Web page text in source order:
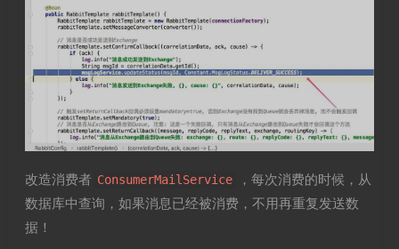
改造消费者 ConsumerMailService
，每次消费的时候，从
数据库中查询，如果消息已经被消费，不用再重复发送数
据！